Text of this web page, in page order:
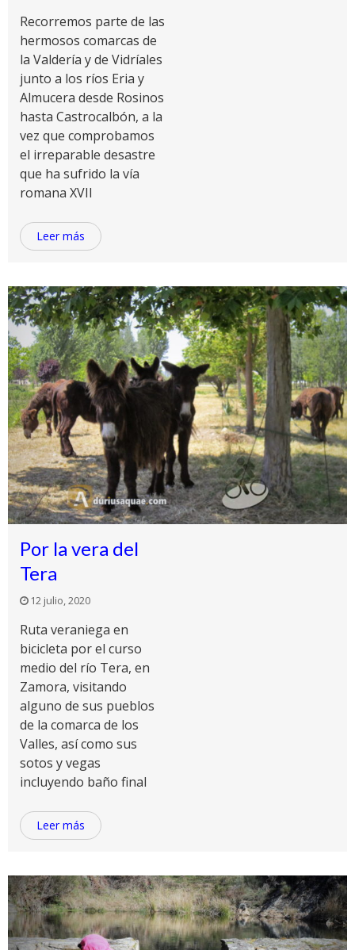
Recorremos parte de las
hermosos comarcas de
la Valdería y de Vidríales
junto a los ríos Eria y
Almucera desde Rosinos
hasta Castrocalbón, a la
vez que comprobamos
el irreparable desastre
que ha sufrido la vía
romana XVII
Leer más
Por la vera del
Tera
12 julio, 2020
Ruta veraniega en
bicicleta por el curso
medio del río Tera, en
Zamora, visitando
alguno de sus pueblos
de la comarca de los
Valles, así como sus
sotos y vegas
incluyendo baño final
Leer más